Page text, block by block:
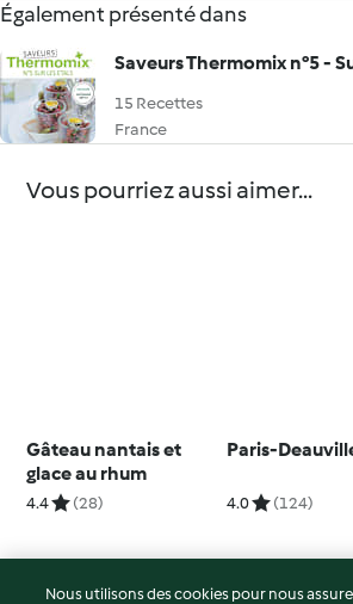
Également présenté dans
Saveurs Thermomix n°5 -
15 Recettes
France
Vous pourriez aussi aimer...
Gâteau nantais et
glace au rhum
4.4 (28)
Paris-
4.0 (124)
Nous utilisons des cookies pour nous